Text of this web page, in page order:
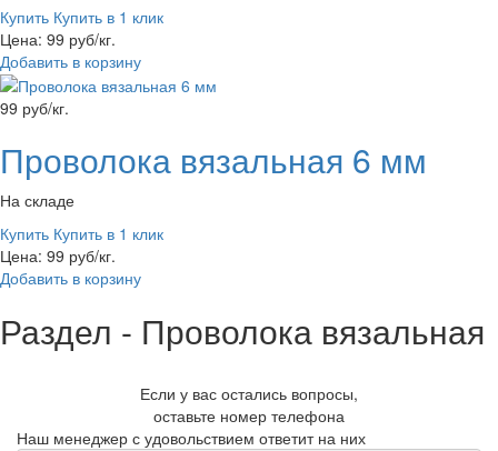
Купить Купить в 1 клик
Цена: 99 руб/кг.
Добавить в корзину
99 руб/кг.
Проволока вязальная 6 мм
На складе
Купить Купить в 1 клик
Цена: 99 руб/кг.
Добавить в корзину
Раздел - Проволока вязальная
Если у вас остались вопросы,
оставьте номер телефона
Наш менеджер с удовольствием ответит на них